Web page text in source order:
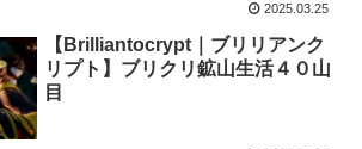
2025.03.25
【Brilliantocrypt｜ブリリアンク
リプト】ブリクリ鉱山生活４０山
目